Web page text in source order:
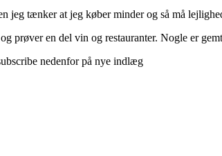
jeg tænker at jeg køber minder og så må
prøver en del vin og restauranter. Nogle er
nedenfor på nye indlæg